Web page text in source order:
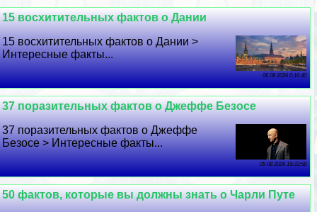
15 восхитительных фактов о Дании
15 восхитительных фактов о Дании >
Интересные факты...
06 08 2026 0:16:40
37 поразительных фактов о Джеффе Безосе
37 поразительных фактов о Джеффе
Безосе > Интересные факты...
05 08 2026 19:33:58
50 фактов, которые вы должны знать о Чарли Путе